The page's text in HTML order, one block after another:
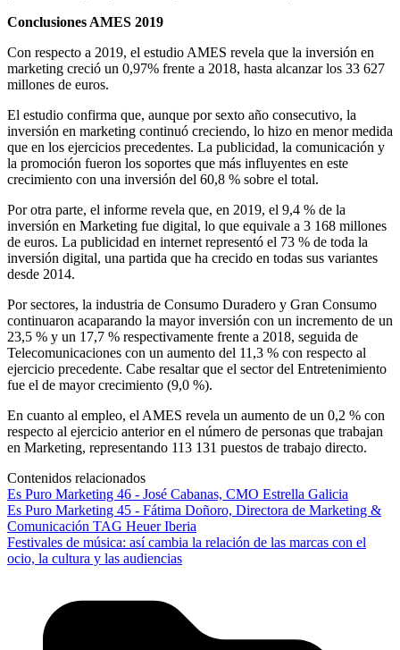
Conclusiones AMES 2019
Con respecto a 2019, el estudio AMES revela que la inversión en
marketing creció un 0,97% frente a 2018, hasta alcanzar los 33 627
millones de euros.
El estudio confirma que, aunque por sexto año consecutivo, la
inversión en marketing continuó creciendo, lo hizo en menor medida
que en los ejercicios precedentes. La publicidad, la comunicación y
la promoción fueron los soportes que más influyentes en este
crecimiento con una inversión del 60,8 % sobre el total.
Por otra parte, el informe revela que, en 2019, el 9,4 % de la
inversión en Marketing fue digital, lo que equivale a 3 168 millones
de euros. La publicidad en internet representó el 73 % de toda la
inversión digital, una partida que ha crecido en todas sus variantes
desde 2014.
Por sectores, la industria de Consumo Duradero y Gran Consumo
continuaron acaparando la mayor inversión con un incremento de un
23,5 % y un 17,7 % respectivamente frente a 2018, seguida de
Telecomunicaciones con un aumento del 11,3 % con respecto al
ejercicio precedente. Cabe resaltar que el sector del Entretenimiento
fue el de mayor crecimiento (9,0 %).
En cuanto al empleo, el AMES revela un aumento de un 0,2 % con
respecto al ejercicio anterior en el número de personas que trabajan
en Marketing, representando 113 131 puestos de trabajo directo.
Contenidos relacionados
Es Puro Marketing 46 - José Cabanas, CMO Estrella Galicia
Es Puro Marketing 45 - Fátima Doñoro, Directora de Marketing &
Comunicación TAG Heuer Iberia
Festivales de música: así cambia la relación de las marcas con el
ocio, la cultura y las audiencias